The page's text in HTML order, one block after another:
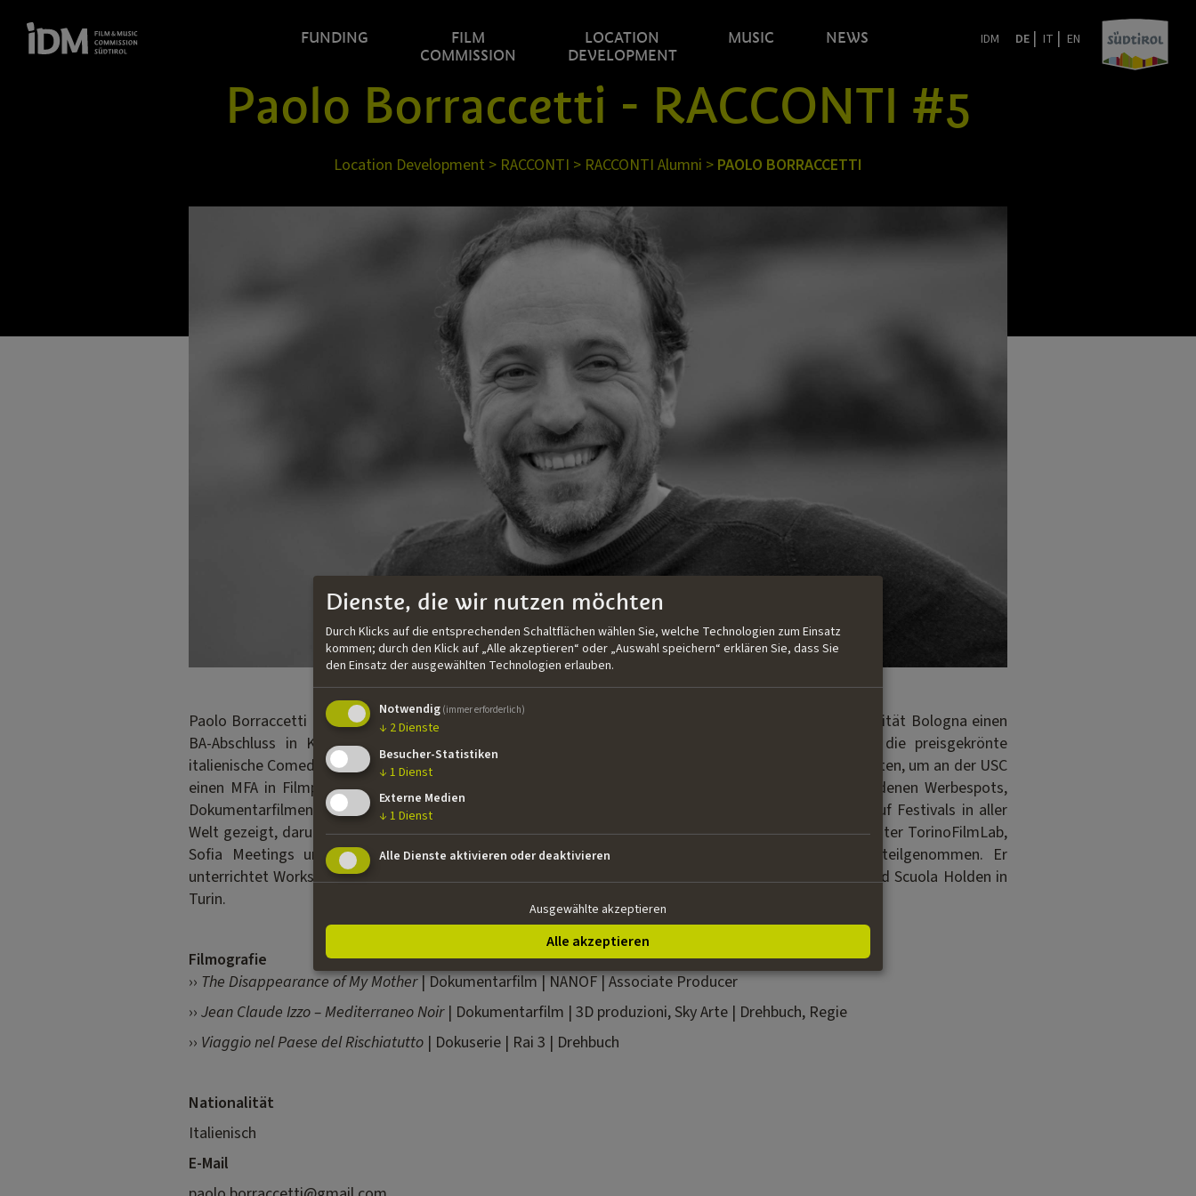
FUNDING
FILM
COMMISSION
LOCATION
DEVELOPMENT
MUSIC NEWS IDM DE | IT | EN
Paolo Borraccetti - RACCONTI #5
Location Development > RACCONTI > RACCONTI Alumni > PAOLO BORRACCETTI
Paolo Borraccetti ist in Padua geboren und aufgewachsen und lebt jetzt in Rom. Er hat an der Universität Bologna einen
BA-Abschluss in Kommunikationswissenschaften erworben und fand danach Arbeit als Autor für die preisgekrönte
italienische Comedy-Sendung Zelig. Dann zog er mit einem Fulbright-Stipendium in die Vereinigten Staaten, um an der USC
einen MFA in Filmproduktion zu absolvieren. Er war als Produzent, Autor und Regisseur an verschiedenen Werbespots,
Dokumentarfilmen und Shows für europäische Sender und Kunden beteiligt. Seine Arbeiten wurden auf Festivals in aller
Welt gezeigt, darunter Sundance, Tribeca, Telluride und Tokio. Er hat an verschiedenen FilmLabs, darunter TorinoFilmLab,
Sofia Meetings und an dem von Film Commission Torino Piemonte organisierten Fiction Lab teilgenommen. Er
unterrichtet Workshops für Filmemacher an verschiedenen Institutionen wie IED/OffiCine in Mailand und Scuola Holden in
Turin.
Filmografie
›› The Disappearance of My Mother| Dokumentarfilm | NANOF | Associate Producer
›› Jean Claude Izzo – Mediterraneo Noir| Dokumentarfilm | 3D produzioni, Sky Arte | Drehbuch, Regie
›› Viaggio nel Paese del Rischiatutto | Dokuserie | Rai 3 | Drehbuch
Nationalität
Italienisch
E-Mail
Dienste, die wir nutzen möchten
Durch Klicks auf die entsprechenden Schaltflächen wählen Sie, welche Technologien zum Einsatz
kommen; durch den Klick auf „Alle akzeptieren“ oder „Auswahl speichern“ erklären Sie, dass Sie
den Einsatz der ausgewählten Technologien erlauben.
Notwendig (immer erforderlich)
↓ 2Dienste
Besucher-Statistiken
↓ 1 Dienst
Externe Medien
↓ 1 Dienst
Alle Dienste aktivieren oder deaktivieren
Ausgewählte akzeptieren
Alle akzeptieren